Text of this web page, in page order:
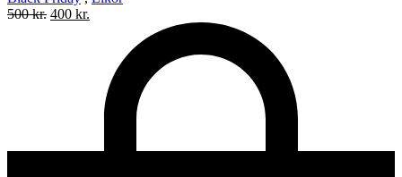
500kr. Ursprünglicher
400 kr.
400 kr..